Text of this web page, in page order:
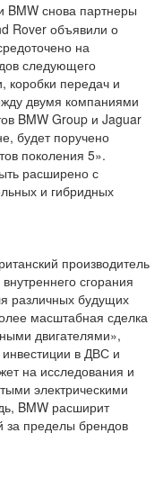
BMW снова партнеры
Rover объявили о
на
следующего
коробки передач и
двумя компаниями
BMW Group и Jaguar
будет поручено
поколения 5».
расширено с
и гибридных
производитель
сгорания
различных будущих
масштабная сделка
двигателями»,
инвестиции в ДВС и
на исследования и
электрическими
BMW расширит
за пределы брендов